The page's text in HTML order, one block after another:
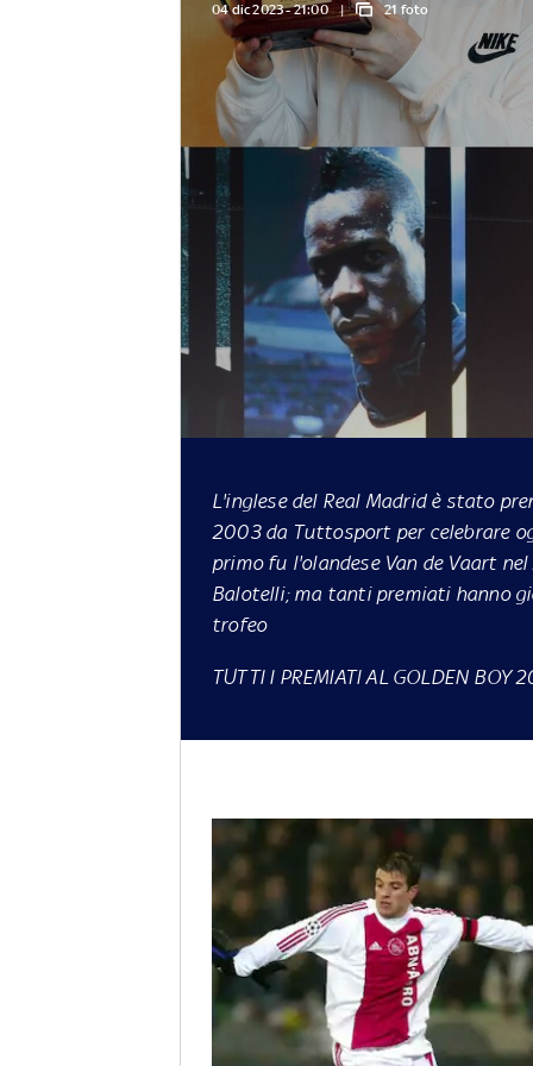
04 dic 2023 - 21:00 21 foto
L'inglese del Real Madrid è stato
2003 da Tuttosport per celebrare
primo fu l'olandese Van de Vaart
Balotelli; ma tanti premiati hanno
trofeo
TUTTI I PREMIATI AL GOLDEN BOY